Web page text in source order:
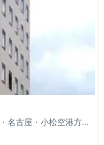
名古屋・小松空港方